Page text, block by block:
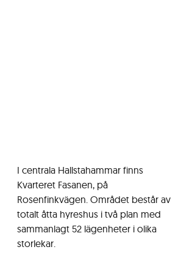
I centrala Hallstahammar finns
Kvarteret Fasanen, på
Rosenfinkvägen. Området består av
totalt åtta hyreshus i två plan med
sammanlagt 52 lägenheter i olika
storlekar.